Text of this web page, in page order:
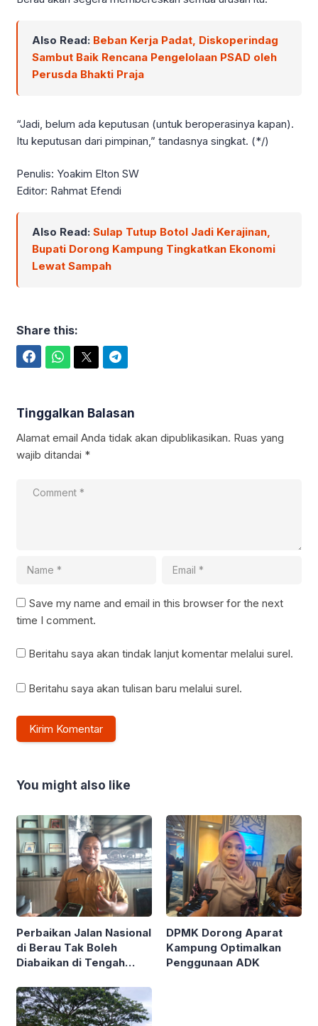
Also Read: Beban Kerja Padat, Diskoperindag
Sambut Baik Rencana Pengelolaan PSAD oleh
Perusda Bhakti Praja
“Jadi, belum ada keputusan (untuk beroperasinya kapan).
Itu keputusan dari pimpinan,” tandasnya singkat. (*/)
Penulis: Yoakim Elton SW
Editor: Rahmat Efendi
Also Read: Sulap Tutup Botol Jadi Kerajinan,
Bupati Dorong Kampung Tingkatkan Ekonomi
Lewat Sampah
Share this:
Tinggalkan Balasan
Alamat email Anda tidak akan dipublikasikan. Ruas yang
wajib ditandai *
Save my name and email in this browser for the next
time I comment.
Beritahu saya akan tindak lanjut komentar melalui surel.
Beritahu saya akan tulisan baru melalui surel.
You might also like
Perbaikan Jalan Nasional
di Berau Tak Boleh
Diabaikan di Tengah
Kalimantan
DPMK Dorong Aparat
Kampung Optimalkan
Penggunaan ADK